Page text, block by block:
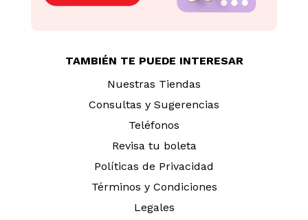
TAMBIÉN TE PUEDE INTERESAR
Nuestras Tiendas
Consultas y Sugerencias
Teléfonos
Revisa tu boleta
Políticas de Privacidad
Términos y Condiciones
Legales